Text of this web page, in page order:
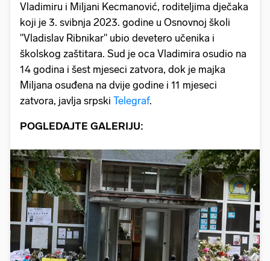
Vladimiru i Miljani Kecmanović, roditeljima dječaka
koji je 3. svibnja 2023. godine u Osnovnoj školi
"Vladislav Ribnikar" ubio devetero učenika i
školskog zaštitara. Sud je oca Vladimira osudio na
14 godina i šest mjeseci zatvora, dok je majka
Miljana osuđena na dvije godine i 11 mjeseci
zatvora, javlja srpski Telegraf.
POGLEDAJTE GALERIJU: